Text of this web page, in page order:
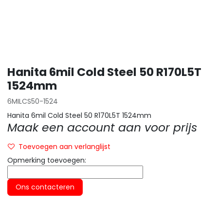
Hanita 6mil Cold Steel 50 R170L5T
1524mm
6MILCS50-1524
Hanita 6mil Cold Steel 50 R170L5T 1524mm
Maak een account aan voor prijs
Toevoegen aan verlanglijst
Opmerking toevoegen:
Ons contacteren